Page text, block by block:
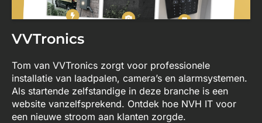
VVTronics
Tom van VVTronics zorgt voor professionele
installatie van laadpalen, camera’s en alarmsystemen.
Als startende zelfstandige in deze branche is een
website vanzelfsprekend. Ontdek hoe NVH IT voor
een nieuwe stroom aan klanten zorgde.